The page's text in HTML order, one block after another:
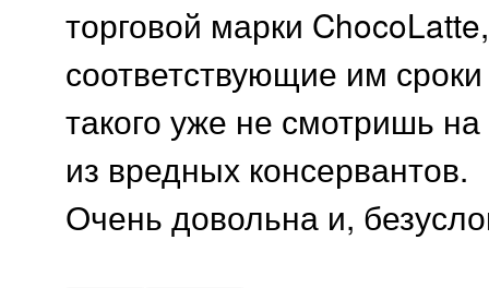
торговой марки
соответствующие им
такого уже не смотришь
из вредных консервантов.
Очень довольна и,